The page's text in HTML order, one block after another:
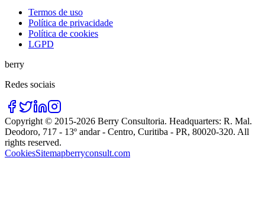
Termos de uso
Política de privacidade
Política de cookies
LGPD
berry
Redes sociais
Copyright © 2015-2026 Berry Consultoria. Headquarters: R. Mal.
Deodoro, 717 - 13º andar - Centro, Curitiba - PR, 80020-320. All
rights reserved.
CookiesSitemapberryconsult.com